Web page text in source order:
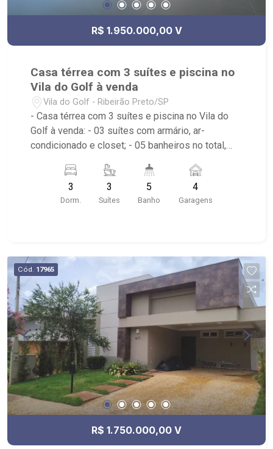
R$ 1.950.000,00 V
Casa térrea com 3 suítes e piscina no
Vila do Golf à venda
Vila do Golf - Ribeirão Preto/SP
- Casa térrea com 3 suítes e piscina no Vila do
Golf à venda: - 03 suítes com armário, ar-
condicionado e closet; - 05 banheiros no total,
garagem, sendo duas cobertas; - Sala de jantar; -
Sala de TV; - Escritório; - Cozinha Americana
planejada; - Despensa com armários; - Área de
aquecedor; - Aquecedor Solar; - Condomínio com
portaria 24h, piscina, quadra de esportes, quadra
de areia beach tenis, quadra de tenis coberta,
campo de futebol gramado, playground,
academia, pista de caminha e salão de festas. -
Próximo ao colégio Concept, Saibin e Cervantes
em Bonfim. Muito próximo do Shopping Iguatemi,
supermercado Savegnago e Dia.
3
Dorm.
3
Suítes
5
Banho
4
Garagens
Cód. 17965
R$ 1.750.000,00 V